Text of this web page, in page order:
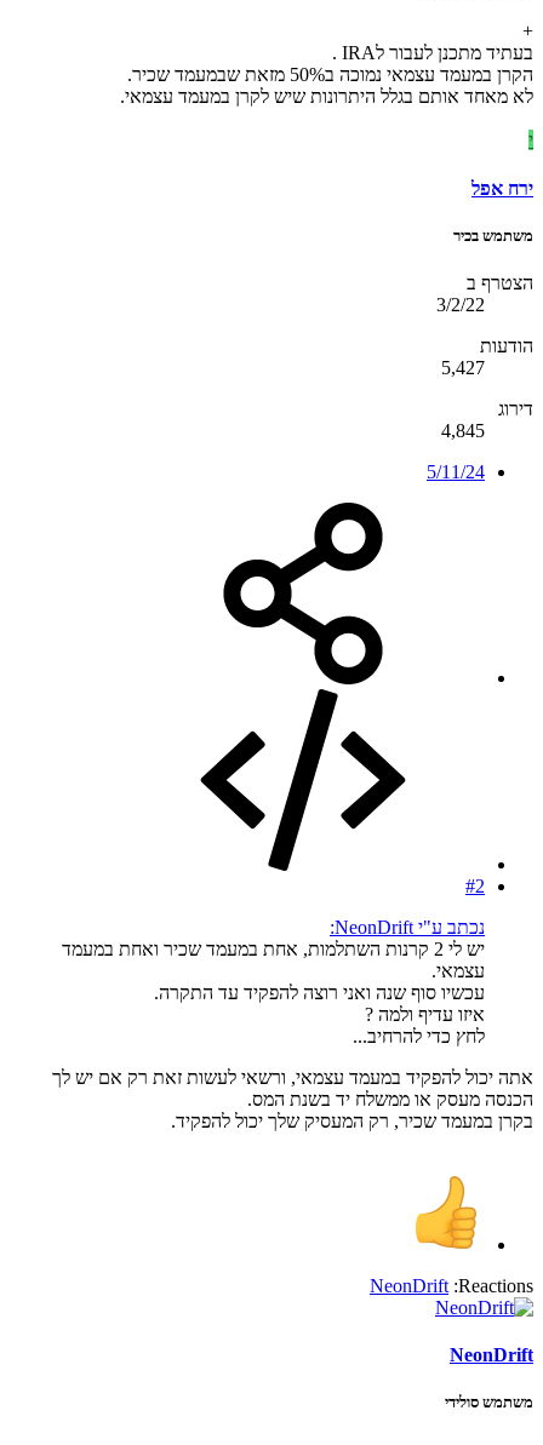
+
בעתיד מתכנן לעבור לIRA .
הקרן במעמד עצמאי נמוכה ב50% מזאת שבמעמד שכיר.
לא מאחד אותם בגלל היתרונות שיש לקרן במעמד עצמאי.
י
ירח אפל
משתמש בכיר
הצטרף ב
3/2/22
הודעות
5,427
דירוג
4,845
5/11/24
#2
נכתב ע"י NeonDrift:
יש לי 2 קרנות השתלמות, אחת במעמד שכיר ואחת במעמד
עצמאי.
עכשיו סוף שנה ואני רוצה להפקיד עד התקרה.
איזו עדיף ולמה ?
לחץ כדי להרחיב...
אתה יכול להפקיד במעמד עצמאי, ורשאי לעשות זאת רק אם יש לך
הכנסה מעסק או ממשלח יד בשנת המס.
בקרן במעמד שכיר, רק המעסיק שלך יכול להפקיד.
Reactions:
NeonDrift
NeonDrift
משתמש סולידי